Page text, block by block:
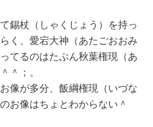
錫杖（しゃくじょう）を持っ
く、愛宕大神（あたごおおみ
てるのはたぶん秋葉権現（あ
＾；。
像が多分、飯綱権現（いづな
お像はちょとわからない＾